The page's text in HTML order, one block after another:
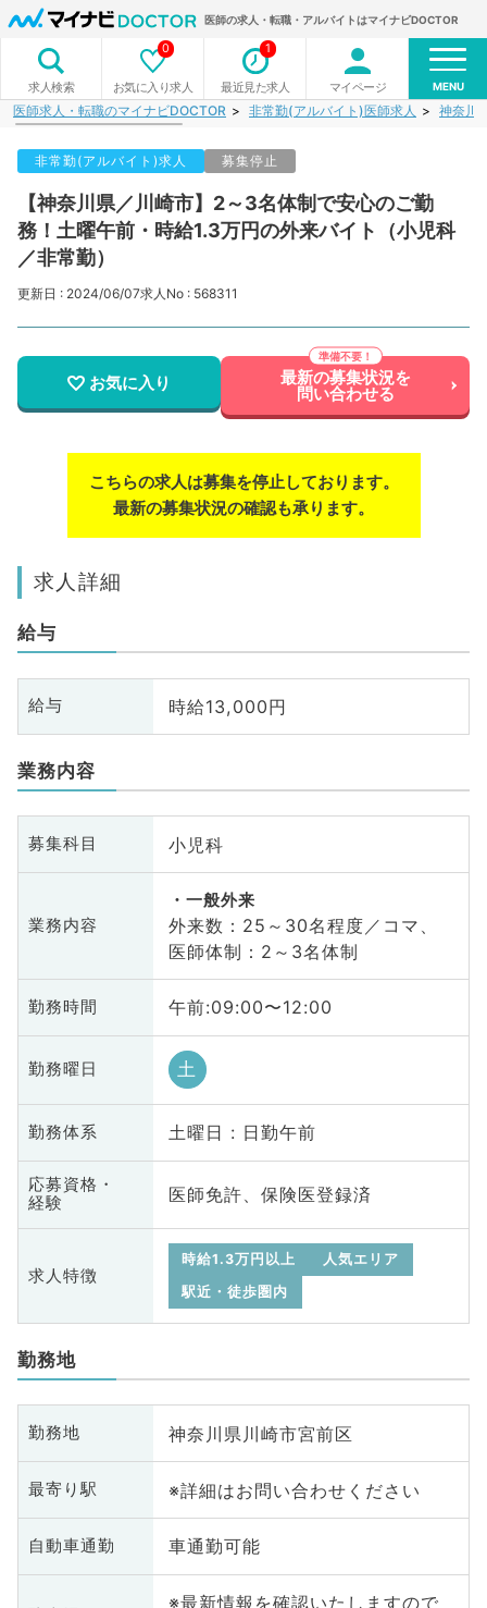
医師の求人・転職・アルバイトはマイナビDOCTOR
求人検索 お気に入り求人
0
最近見た求人
1
マイページ MENU
医師求人・転職のマイナビDOCTOR 非常勤(アルバイト)医師求人 神奈川
非常勤(アルバイト)求人 募集停止
【神奈川県／川崎市】2～3名体制で安心のご勤
務！土曜午前・時給1.3万円の外来バイト（小児科
／非常勤）
更新日 : 2024/06/07求人No : 568311
お気に入り 最新の募集状況を
問い合わせる
こちらの求人は募集を停止しております。
最新の募集状況の確認も承ります。
求人詳細
給与
給与 時給13,000円
業務内容
募集科目 小児科
業務内容
一般外来
外来数：25～30名程度／コマ、
医師体制：2～3名体制
勤務時間 午前:09:00〜12:00
勤務曜日 土
勤務体系 土曜日 : 日勤午前
応募資格・
経験
医師免許、保険医登録済
求人特徴
時給1.3万円以上
人気エリア
駅近・徒歩圏内
勤務地
勤務地 神奈川県川崎市宮前区
最寄り駅 ※詳細はお問い合わせください
自動車通勤 車通勤可能
※最新情報を確認いたしますので